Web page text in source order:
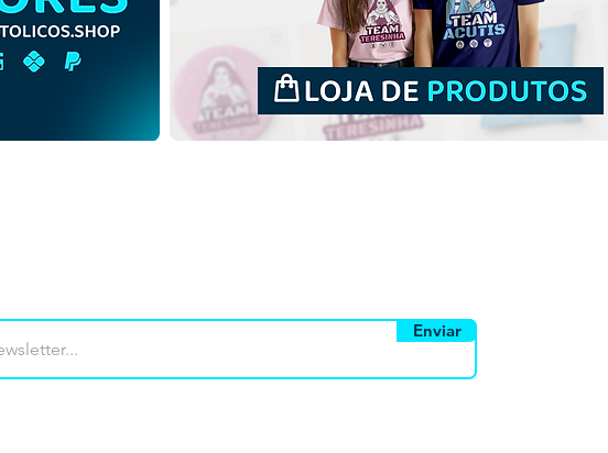
São Tarcísio de Roma |
Download Grátis Ilustração
Monocromática em PNG
São Tarcísio de Roma |
Download Grátis Ilustração
Contorno sem fundo em
PNG
Enviar